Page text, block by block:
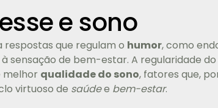
e sono
que regulam o humor, como
sensação de bem-estar. A regularidade
melhor qualidade do sono, fatores que,
virtuoso de saúdee bem-estar.